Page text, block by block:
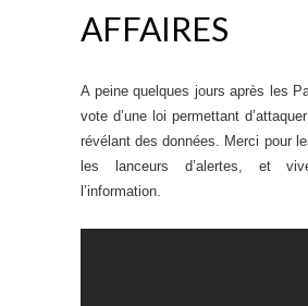
AFFAIRES
A peine quelques jours après les
vote d’une loi permettant
révélant des données. Merci pour
les lanceurs d’alertes, et
l’information.